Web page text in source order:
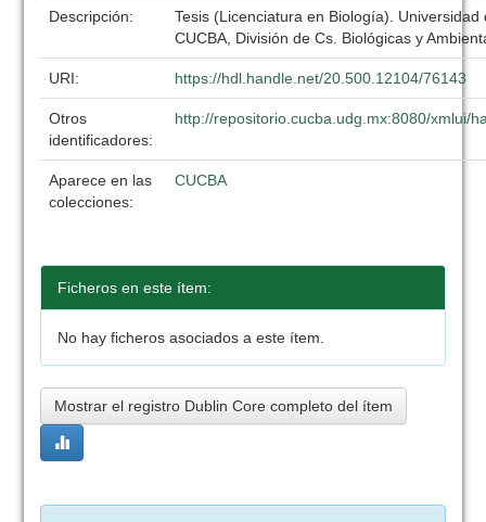
Descripción:
Tesis (Licenciatura en Biología). Universidad
CUCBA, División de Cs. Biológicas y
URI: https://hdl.handle.net/20.500.12104/76143
Otros
identificadores:
http://repositorio.cucba.udg.mx:8080/xmlui/
Aparece en las
colecciones:
CUCBA
Ficheros en este ítem:
No hay ficheros asociados a este ítem.
Mostrar el registro Dublin Core completo del ítem